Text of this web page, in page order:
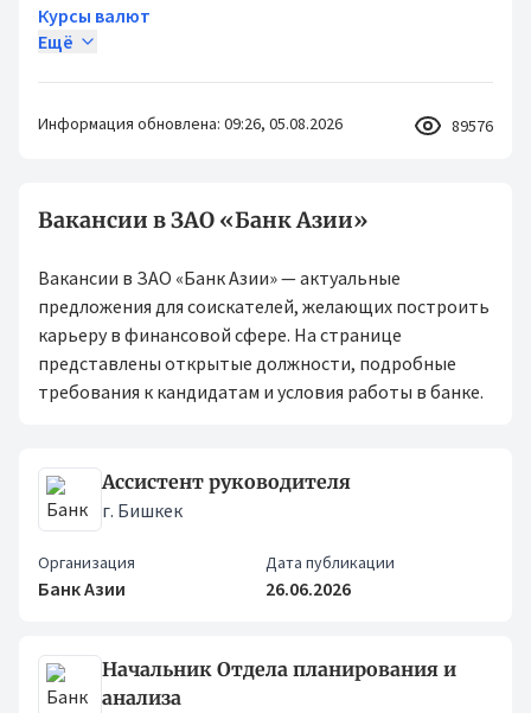
Курсы валют
Ещё
Информация обновлена: 09:26, 05.08.2026 89576
Вакансии в ЗАО «Банк Азии»
Вакансии в ЗАО «Банк Азии» — актуальные
предложения для соискателей, желающих построить
карьеру в финансовой сфере. На странице
представлены открытые должности, подробные
требования к кандидатам и условия работы в банке.
Ассистент руководителя
г. Бишкек
Организация
Банк Азии
Дата публикации
26.06.2026
Начальник Отдела планирования и
анализа